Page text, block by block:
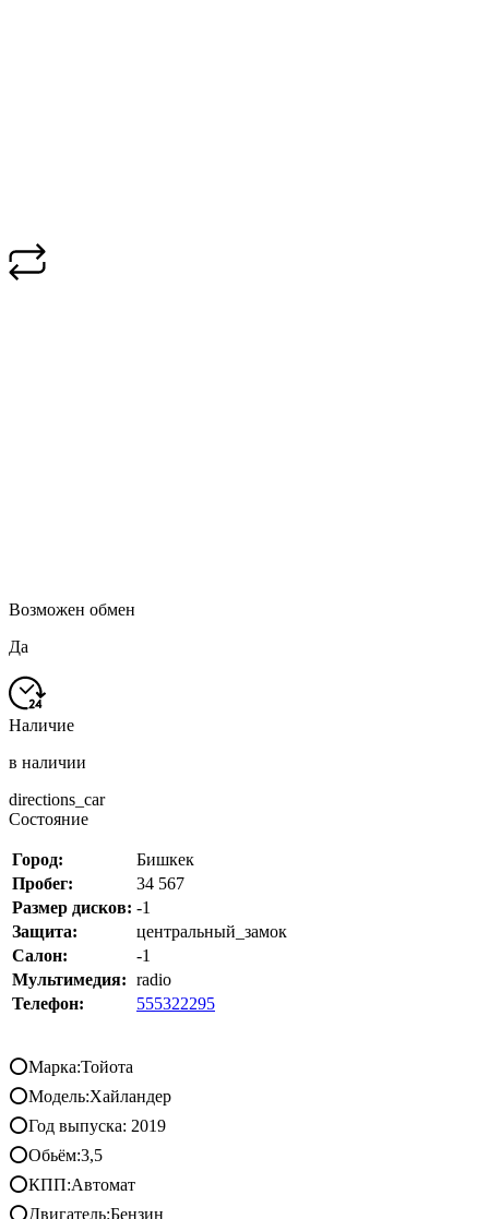
Возможен обмен
Да
Наличие
в наличии
directions_car
Состояние
Город:
Бишкек
Пробег:
34 567
Размер дисков: -1
Защита:
центральный_замок
Салон:
-1
Мультимедия: radio
Телефон:
555322295
⭕️Марка:Тойота
⭕️Модель:Хайландер
⭕️Год выпуска: 2019
⭕️Обьём:3,5
⭕️КПП:Автомат
⭕️Двигатель:Бензин